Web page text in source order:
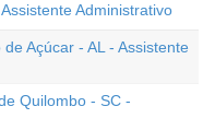
Administrativo
Açúcar - AL - Assistente
Quilombo - SC -